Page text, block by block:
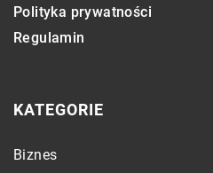
Polityka prywatności
Regulamin
KATEGORIE
Biznes